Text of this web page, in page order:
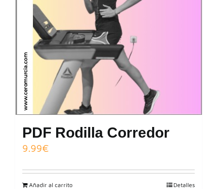
PDF Rodilla Corredor
9.99€
Añadir al carrito Detalles